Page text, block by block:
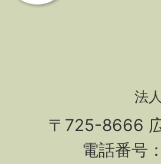
法
〒725-8666
電話番号